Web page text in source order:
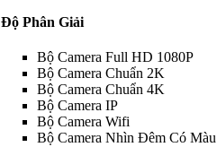
Độ Phân Giải
Bộ Camera Full HD 1080P
Bộ Camera Chuẩn 2K
Bộ Camera Chuẩn 4K
Bộ Camera IP
Bộ Camera Wifi
Bộ Camera Nhìn Đêm Có Màu